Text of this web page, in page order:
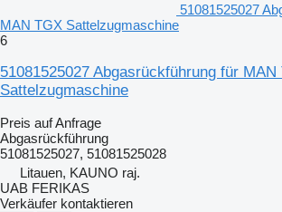
51081525027
MAN TGX Sattelzugmaschine
6
51081525027 Abgasrückführung für MAN
Sattelzugmaschine
Preis auf Anfrage
Abgasrückführung
51081525027, 51081525028
Litauen, KAUNO raj.
UAB FERIKAS
Verkäufer kontaktieren